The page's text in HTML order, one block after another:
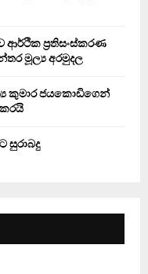
ආර්ථික ප්‍රතිසංස්කරණ
මූල්‍ය අරමුදල
කුමාර ජයකොඩිගෙන්
සුරාබදු